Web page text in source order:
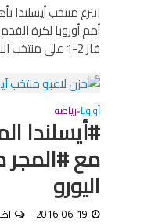
فاز 2-1 على منتخب النمسا في الجولة الثالثة...
أوروبا•رياضة
#أيسلندا
مع #المجر
اليورو
2016-06-19